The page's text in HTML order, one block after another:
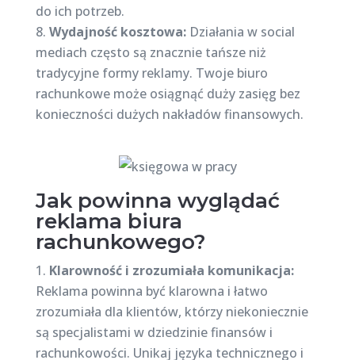
do ich potrzeb.
Wydajność kosztowa:Działania w social
mediach często są znacznie tańsze niż
tradycyjne formy reklamy. Twoje biuro
rachunkowe może osiągnąć duży zasięg bez
konieczności dużych nakładów finansowych.
Jak powinna wyglądać
reklama biura
rachunkowego?
Klarowność i zrozumiała komunikacja:
Reklama powinna być klarowna i łatwo
zrozumiała dla klientów, którzy niekoniecznie
są specjalistami w dziedzinie finansów i
rachunkowości. Unikaj języka technicznego i